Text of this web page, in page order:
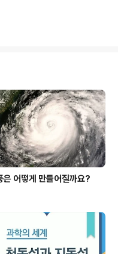
를 하기
장애아
아동의
전히
러한 문
가득 행복
학 중 프
은 어떻게 만들어질까요?